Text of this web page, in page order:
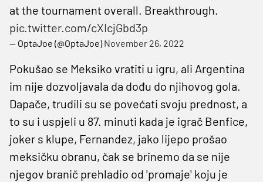
at the tournament overall. Breakthrough.
pic.twitter.com/cXIcjGbd3p
— OptaJoe (@OptaJoe)November 26, 2022
Pokušao se Meksiko vratiti u igru, ali Argentina
im nije dozvoljavala da dođu do njihovog gola.
Dapače, trudili su se povećati svoju prednost, a
to su i uspjeli u 87. minuti kada je igrač Benfice,
joker s klupe, Fernandez, jako lijepo prošao
meksičku obranu, čak se brinemo da se nije
njegov branič prehladio od 'promaje' koju je